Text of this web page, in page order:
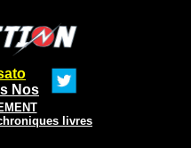
Nos
livres